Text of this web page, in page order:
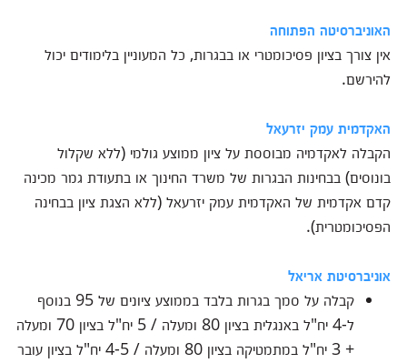
האוניברסיטה הפתוחה
אין צורך בציון פסיכומטרי או בבגרות, כל המעוניין בלימודים יכול
להירשם.
האקדמית עמק יזרעאל
הקבלה לאקדמיה מבוססת על ציון ממוצע גולמי (ללא שקלול
בונוסים) בבחינות הבגרות של משרד החינוך או בתעודת גמר מכינה
קדם אקדמית של האקדמית עמק יזרעאל (ללא הצגת ציון בבחינה
הפסיכומטרית).
אוניברסיטת אריאל
קבלה על סמך בגרות בלבד בממוצע ציונים של 95 בנוסף
ל-4 יח"ל באנגלית בציון 80 ומעלה / 5 יח"ל בציון 70 ומעלה
+ 3 יח"ל במתמטיקה בציון 80 ומעלה / 4-5 יח"ל בציון עובר